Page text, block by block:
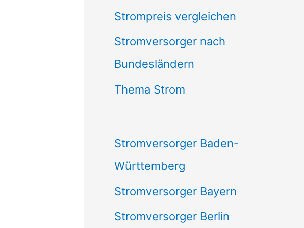
h
e
n
n
Strompreis vergleichen
Stromversorger nach
Bundesländern
Thema Strom
Stromversorger Baden-
Württemberg
Stromversorger Bayern
Stromversorger Berlin